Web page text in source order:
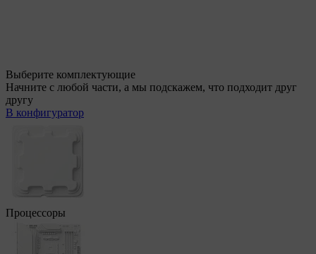
Выберите комплектующие
Начните с любой части, а мы подскажем, что подходит друг
другу
В конфигуратор
Процессоры